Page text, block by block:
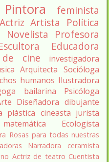
Pintora
feminista
Actriz Artista
Política
Novelista
Profesora
Educadora
cine
investigadora
Arquitecta Socióloga
humanos Ilustradora
bailarina
Psicóloga
Diseñadora dibujante
plástica cineasta jurista
matemática
Ecologista
Rosas para todas nuestras
Narradora
ceramista
Actriz de teatro Cuentista